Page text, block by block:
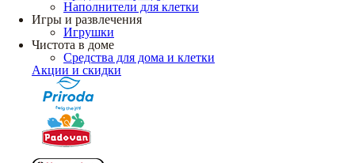
Наполнители для клетки
Игры и развлечения
Игрушки
Чистота в доме
Средства для дома и клетки
Акции и скидки